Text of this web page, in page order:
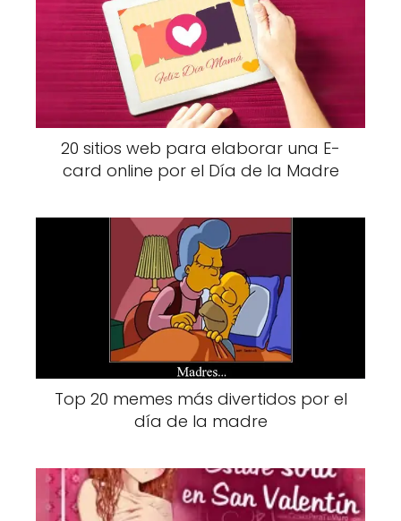
20 sitios web para elaborar una E-
card online por el Día de la Madre
Top 20 memes más divertidos por el
día de la madre